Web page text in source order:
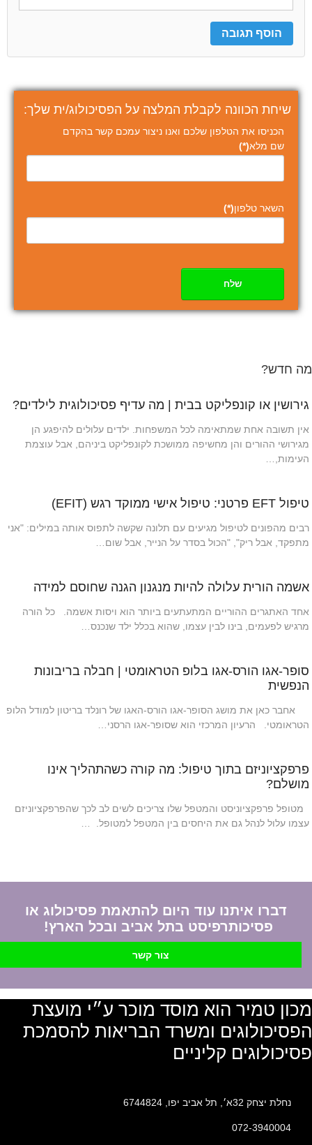
שיחת הכוונה לקבלת המלצה על הפסיכולוג/ית שלך:
הכניסו את הטלפון שלכם ואנו ניצור עמכם קשר בהקדם
שם מלא(*)
השאר טלפון(*)
שלח
מה חדש?
גירושין או קונפליקט בבית | מה עדיף פסיכולוגית לילדים?
אין תשובה אחת שמתאימה לכל המשפחות. ילדים עלולים להיפגע הן
מגירושי ההורים והן מחשיפה ממושכת לקונפליקט ביניהם, אבל עוצמת
העימות,…
טיפול EFT פרטני: טיפול אישי ממוקד רגש (EFIT)
רבים מהפונים לטיפול מגיעים עם תלונה שקשה לתפוס אותה במילים: "אני
מתפקד, אבל ריק", "הכול בסדר על הנייר, אבל שום…
אשמה הורית עלולה להיות מנגנון הגנה שחוסם למידה
אחד האתגרים ההוריים המתעתעים ביותר הוא ויסות אשמה. כל הורה
מרגיש לפעמים, בינו לבין עצמו, שהוא בכלל ילד שנכנס…
סופר-אגו הורס-אגו בלופ הטראומטי | חבלה בריבונות
הנפשית
אחבר כאן את מושג הסופר-אגו הורס-האגו של רונלד בריטון למודל הלופ
הטראומטי. הרעיון המרכזי הוא שסופר-אגו הרסני…
פרפקציוניזם בתוך טיפול: מה קורה כשהתהליך אינו
מושלם?
מטופל פרפקציוניסט והמטפל שלו צריכים לשים לב לכך שהפרפקציוניזם
עצמו עלול לנהל גם את היחסים בין המטפל למטופל. …
דברו איתנו עוד היום להתאמת פסיכולוג או
פסיכותרפיסט בתל אביב ובכל הארץ!
צור קשר
מכון טמיר הוא מוסד מוכר ע״י מועצת
הפסיכולוגים ומשרד הבריאות להסמכת
פסיכולוגים קליניים
נחלת יצחק 32א׳, תל אביב יפו, 6744824
072-3940004